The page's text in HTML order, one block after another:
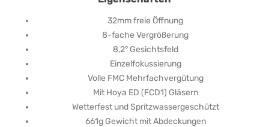
32mm freie Öffnung
8-fache Vergrößerung
8,2° Gesichtsfeld
Einzelfokussierung
Volle FMC Mehrfachvergütung
Mit Hoya ED (FCD1) Gläsern
Wetterfest und Spritzwassergeschützt
661g Gewicht mit Abdeckungen